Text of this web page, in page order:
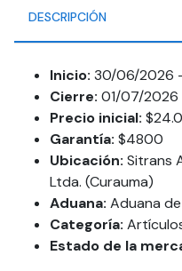
DESCRIPCIÓN
Inicio: 30/06/2026
Cierre: 01/07/2026
Precio inicial:
Garantía: $4800
Ubicación: Sitrans
Ltda. (Curauma)
Aduana: Aduana
Categoría:
Estado de la